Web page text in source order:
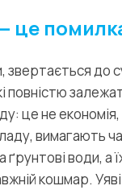
це
до
повністю
це не економія,
вимагають
води, а
кошмар.